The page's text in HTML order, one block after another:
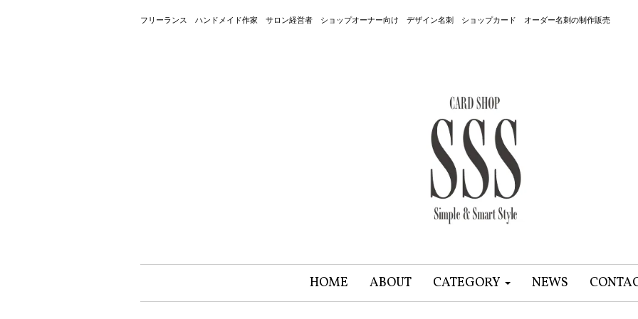
フリーランス ハンドメイド作家 サロン経営者 ショップオーナー向け デザイン名刺 ショップカード オーダー名刺の制作販売
HOME ABOUT CATEGORY NEWS